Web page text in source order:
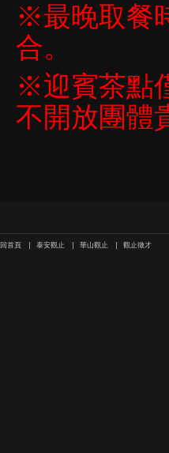
※最晚取餐
合。
※迎賓茶點
不開放團體
回首頁 泰安觀止 華山觀止 觀止徵才